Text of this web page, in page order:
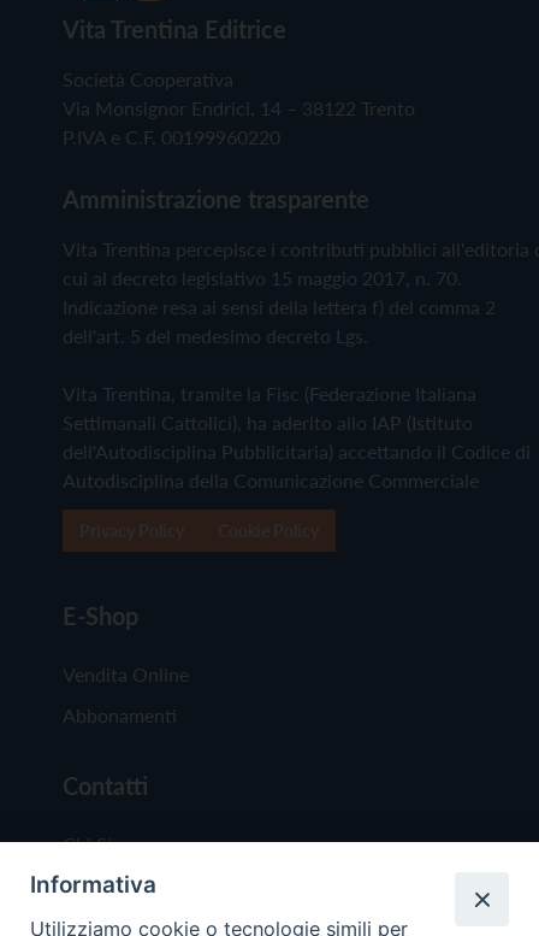
Vita Trentina Editrice
Società Cooperativa
Via Monsignor Endrici, 14 – 38122 Trento
P.IVA e C.F. 00199960220
Amministrazione trasparente
Vita Trentina percepisce i contributi pubblici all'editoria
cui al decreto legislativo 15 maggio 2017, n. 70.
Indicazione resa ai sensi della lettera f) del comma 2
dell'art. 5 del medesimo decreto Lgs.
Vita Trentina, tramite la Fisc (Federazione Italiana
Settimanali Cattolici), ha aderito allo IAP (Istituto
dell'Autodisciplina Pubblicitaria) accettando il Codice di
Autodisciplina della Comunicazione Commerciale
E-Shop
Vendita Online
Abbonamenti
Contatti
Chi Siamo
Redazione
Scrivici
Informativa
Utilizziamo cookie o tecnologie simili per